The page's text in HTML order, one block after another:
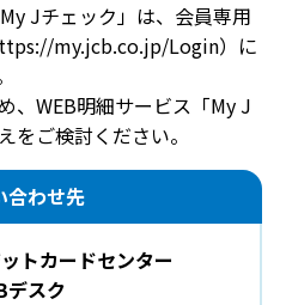
Jチェック」は、会員専用
my.jcb.co.jp/Login）に
、WEB明細サービス「My J
をご検討ください。
合わせ先
トカードセンター
デスク